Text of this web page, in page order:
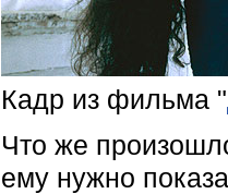
Кадр из фильма "
Что же
ему нужно